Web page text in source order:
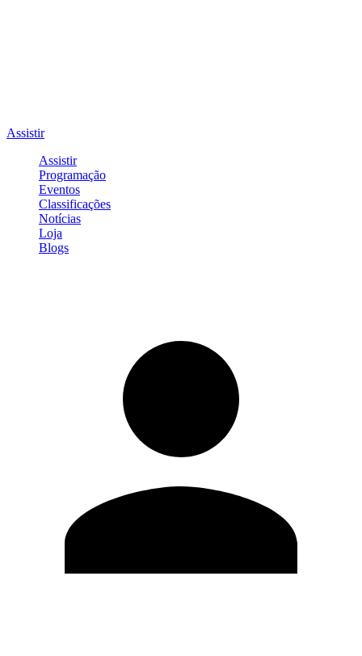
Assistir
Assistir
Programação
Eventos
Classificações
Notícias
Loja
Blogs